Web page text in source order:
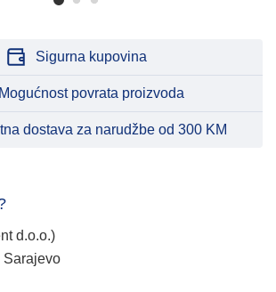
Sigurna kupovina
Mogućnost povrata proizvoda
dostava za narudžbe od 300 KM
d.o.o.)
Sarajevo